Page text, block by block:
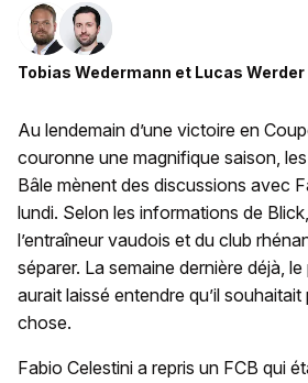
Tobias Wedermann et Lucas Werder
Au lendemain d’une victoire en
couronne une magnifique saison,
Bâle mènent des discussions avec
lundi. Selon les informations de
l’entraîneur vaudois et du club
séparer. La semaine dernière déjà,
aurait laissé entendre qu’il
chose.
Fabio Celestini a repris un FCB qui